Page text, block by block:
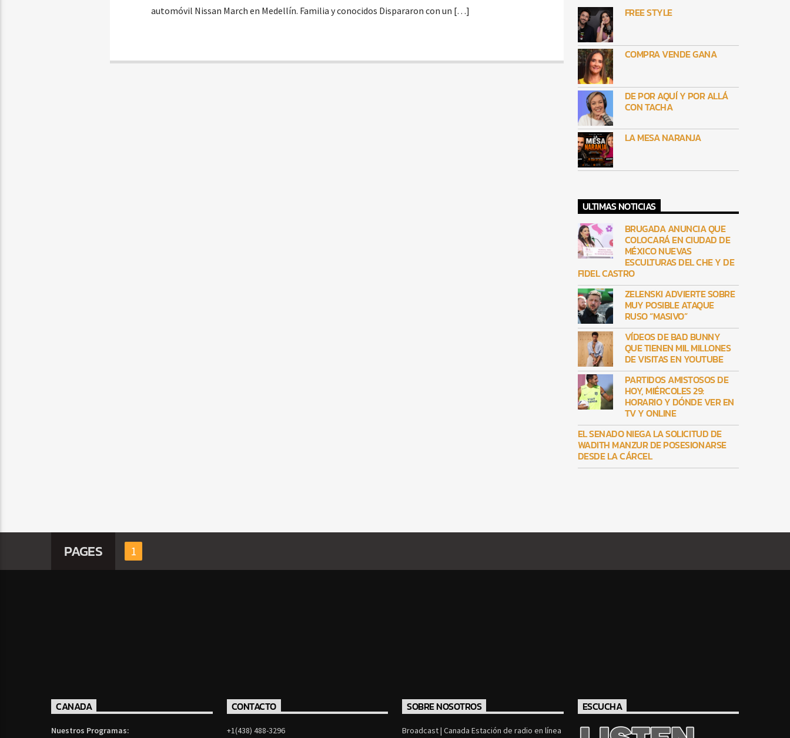
automóvil Nissan March en Medellín. Familia y conocidos Dispararon con un […]
FREE STYLE
COMPRA VENDE GANA
DE POR AQUÍ Y POR ALLÁ
CON TACHA
LA MESA NARANJA
ULTIMAS NOTICIAS
BRUGADA ANUNCIA QUE
COLOCARÁ EN CIUDAD DE
MÉXICO NUEVAS
ESCULTURAS DEL CHE Y DE
FIDEL CASTRO
ZELENSKI ADVIERTE SOBRE
MUY POSIBLE ATAQUE
RUSO “MASIVO”
VÍDEOS DE BAD BUNNY
QUE TIENEN MIL MILLONES
DE VISITAS EN YOUTUBE
PARTIDOS AMISTOSOS DE
HOY, MIÉRCOLES 29:
HORARIO Y DÓNDE VER EN
TV Y ONLINE
EL SENADO NIEGA LA SOLICITUD DE
WADITH MANZUR DE POSESIONARSE
DESDE LA CÁRCEL
PAGES 1
CANADA
Nuestros Programas:
CONTACTO
+1(438) 488-3296
SOBRE NOSOTROS
Broadcast | Canada Estación de radio en línea
ESCUCHA